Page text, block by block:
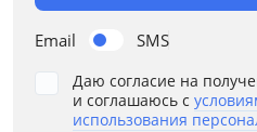
Email SMS
Даю согласие на
и соглашаюсь с
использования